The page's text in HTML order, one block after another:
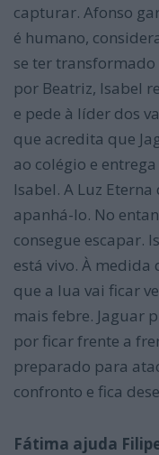
capturar. Afonso
é humano,
se ter
por Beatriz, Isabel
e pede à líder dos
que acredita que
ao colégio e
Isabel. A Luz
apanhá-lo. No
consegue escapar.
está vivo. À medida
que a lua vai ficar
mais febre. Jaguar
por ficar frente a
preparado para
confronto e fica
Fátima ajuda